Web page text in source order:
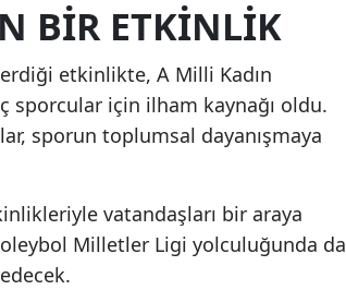
BIR ETKINLIK
etkinlikte, A Milli Kadın
sporcular için ilham kaynağı oldu.
sporun toplumsal dayanışmaya
vatandaşları bir araya
Milletler Ligi yolculuğunda da